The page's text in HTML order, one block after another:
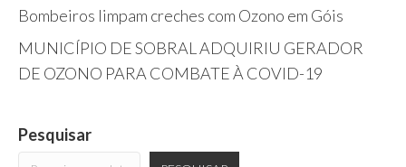
Bombeiros limpam creches com Ozono em Góis
MUNICÍPIO DE SOBRAL ADQUIRIU GERADOR
DE OZONO PARA COMBATE À COVID-19
Pesquisar